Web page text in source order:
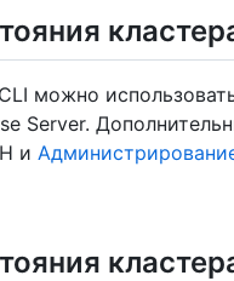
можно
Server.
и